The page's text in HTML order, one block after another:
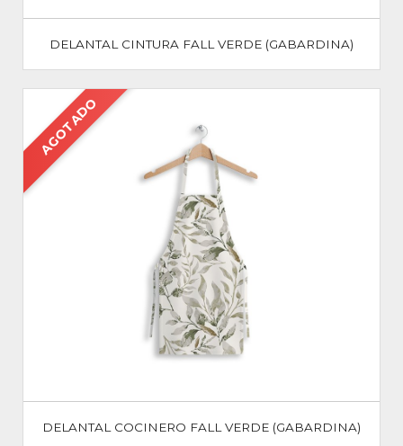
DELANTAL CINTURA FALL VERDE (GABARDINA)
AGOTADO
DELANTAL COCINERO FALL VERDE (GABARDINA)